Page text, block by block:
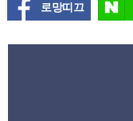
로망띠끄